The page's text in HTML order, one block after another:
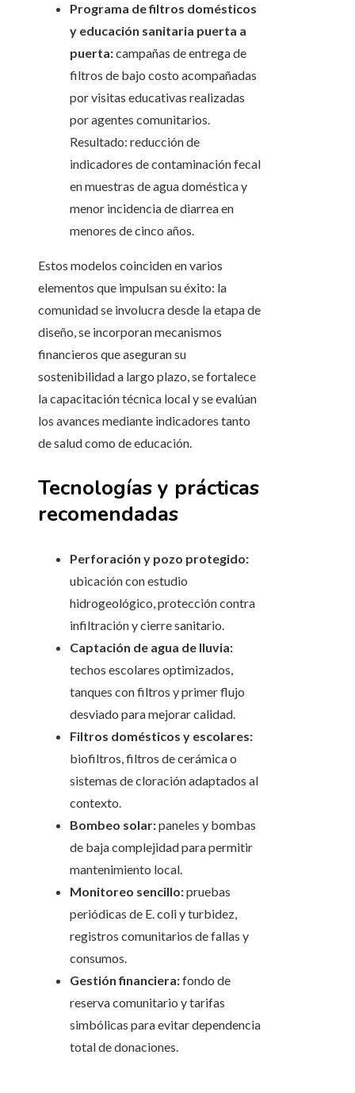
Programa de filtros domésticos
y educación sanitaria puerta a
puerta:campañas de entrega de
filtros de bajo costo acompañadas
por visitas educativas realizadas
por agentes comunitarios.
Resultado: reducción de
indicadores de contaminación fecal
en muestras de agua doméstica y
menor incidencia de diarrea en
menores de cinco años.
Estos modelos coinciden en varios
elementos que impulsan su éxito: la
comunidad se involucra desde la etapa de
diseño, se incorporan mecanismos
financieros que aseguran su
sostenibilidad a largo plazo, se fortalece
la capacitación técnica local y se evalúan
los avances mediante indicadores tanto
de salud como de educación.
Tecnologías y prácticas
recomendadas
Perforación y pozo protegido:
ubicación con estudio
hidrogeológico, protección contra
infiltración y cierre sanitario.
Captación de agua de lluvia:
techos escolares optimizados,
tanques con filtros y primer flujo
desviado para mejorar calidad.
Filtros domésticos y escolares:
biofiltros, filtros de cerámica o
sistemas de cloración adaptados al
contexto.
Bombeo solar:paneles y bombas
de baja complejidad para permitir
mantenimiento local.
Monitoreo sencillo:pruebas
periódicas de E. coli y turbidez,
registros comunitarios de fallas y
consumos.
Gestión financiera:fondo de
reserva comunitario y tarifas
simbólicas para evitar dependencia
total de donaciones.